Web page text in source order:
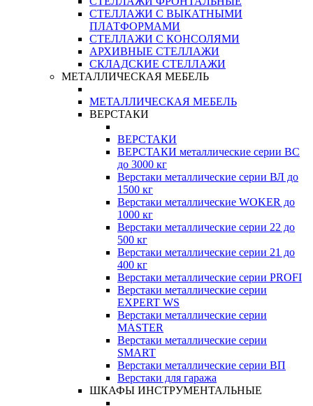
СТЕЛЛАЖИ С ВЫКАТНЫМИ
ПЛАТФОРМАМИ
СТЕЛЛАЖИ С КОНСОЛЯМИ
АРХИВНЫЕ СТЕЛЛАЖИ
СКЛАДСКИЕ СТЕЛЛАЖИ
МЕТАЛЛИЧЕСКАЯ МЕБЕЛЬ
МЕТАЛЛИЧЕСКАЯ МЕБЕЛЬ
ВЕРСТАКИ
ВЕРСТАКИ
ВЕРСТАКИ металлические серии ВС
до 3000 кг
Верстаки металлические серии ВЛ до
1500 кг
Верстаки металлические WOKER до
1000 кг
Верстаки металлические серии 22 до
500 кг
Верстаки металлические серии 21 до
400 кг
Верстаки металлические серии PROFI
Верстаки металлические серии
EXPERT WS
Верстаки металлические серии
MASTER
Верстаки металлические серии
SMART
Верстаки металлические серии ВП
Верстаки для гаража
ШКАФЫ ИНСТРУМЕНТАЛЬНЫЕ